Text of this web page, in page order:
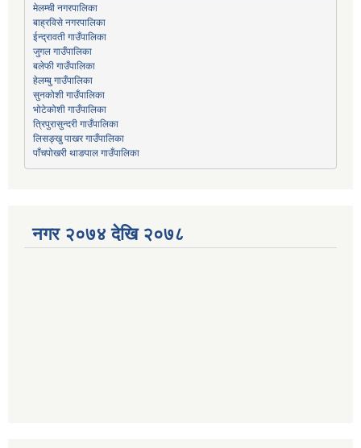
मेलम्ची नगरपालिका
बाह्रविसे नगरपालिका
ईन्द्रावती गाउँपालिका
जुगल गाउँपालिका
बलेफी गाउँपालिका
हेलम्बु गाउँपालिका
सुनकोशी गाउँपालिका
भोटेकोशी गाउँपालिका
त्रिपुरासुन्दरी गाउँपालिका
लिसङ्खु पाखर गाउँपालिका
पाँचपोखरी थाङपाल गाउँपालिका
नगर २०७४ देखि २०७८